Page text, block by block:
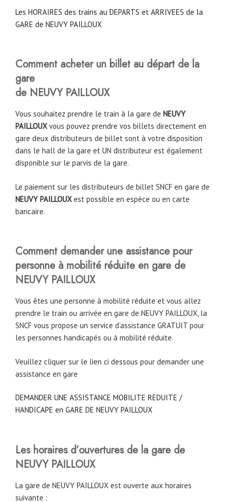
Les HORAIRES des trains au DEPARTS et ARRIVEES de la
GARE de NEUVY PAILLOUX
Comment acheter un billet au départ de la
gare
de NEUVY PAILLOUX
Vous souhaitez prendre le train à la gare de NEUVY
PAILLOUXvous pouvez prendre vos billets directement en
gare deux distributeurs de billet sont à votre disposition
dans le hall de la gare et UN distributeur est également
disponible sur le parvis de la gare.
Le paiement sur les distributeurs de billet SNCF en gare de
NEUVY PAILLOUXest possible en espèce ou en carte
bancaire.
Comment demander une assistance pour
personne à mobilité réduite en gare de
NEUVY PAILLOUX
Vous êtes une personne à mobilité réduite et vous allez
prendre le train ou arrivée en gare de NEUVY PAILLOUX, la
SNCF vous propose un service d’assistance GRATUIT pour
les personnes handicapés ou à mobilité réduite.
Veuillez cliquer sur le lien ci dessous pour demander une
assistance en gare
DEMANDER UNE ASSISTANCE MOBILITE REDUITE /
HANDICAPE en GARE DE NEUVY PAILLOUX
Les horaires d’ouvertures de la gare de
NEUVY PAILLOUX
La gare de NEUVY PAILLOUX est ouverte aux horaires
suivante :